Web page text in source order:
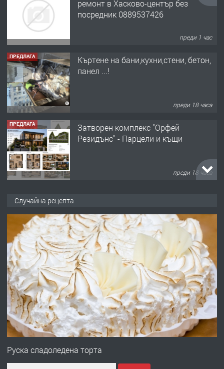
ремонт в Хасково-център без
посредник 0889537426
преди 1 час
ПРЕДЛАГА
Къртене на бани,кухни,стени, бетон,
панел ...!
преди 18 часа
ПРЕДЛАГА
Затворен комплекс "Орфей
Резидънс" - Парцели и къщи
преди 18 часа
537 426
преди 18 часа
ПРЕДЛАГА
Давам обзаведено жилище за жена
без брокери 0889 537 426
преди 18 часа
ПРЕДЛАГА Под НАЕМ двустаен Орфей
Случайна рецепта
Руска сладоледена торта